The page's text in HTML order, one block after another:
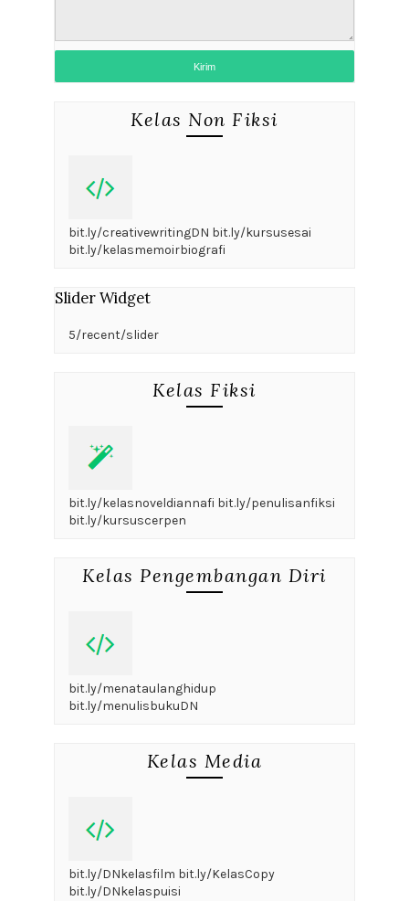
Kelas Non Fiksi
bit.ly/creativewritingDN bit.ly/kursusesai
bit.ly/kelasmemoirbiografi
Slider Widget
5/recent/slider
Kelas Fiksi
bit.ly/kelasnoveldiannafi bit.ly/penulisanfiksi
bit.ly/kursuscerpen
Kelas Pengembangan Diri
bit.ly/menataulanghidup
bit.ly/menulisbukuDN
Kelas Media
bit.ly/DNkelasfilm bit.ly/KelasCopy
bit.ly/DNkelaspuisi